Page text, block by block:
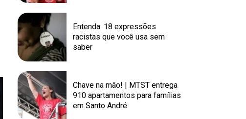
Entenda: 18 expressões
racistas que você usa sem
saber
Chave na mão! | MTST entrega
910 apartamentos para famílias
em Santo André